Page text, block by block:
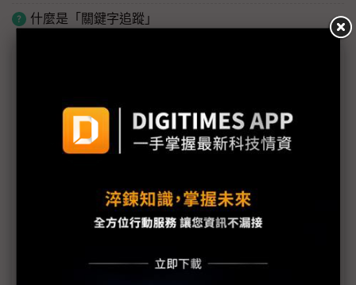
什麼是「關鍵字追蹤」
「台灣最大無人機採購案」再長大 軍民需求齊發暴
增至10萬架
備戰壓力測試？「台灣最大無人機採購案」考驗供應
漢光演習再曝2款「真身」 軍用商規無人機陸續亮